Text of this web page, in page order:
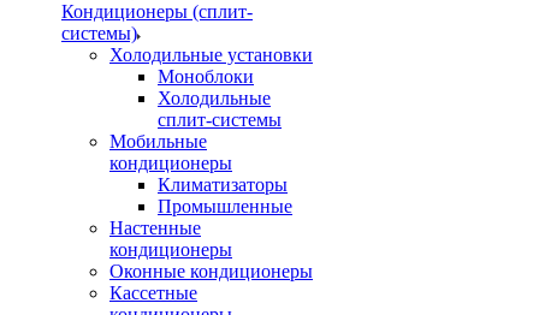
Кондиционеры (сплит-
системы)
Холодильные установки
Моноблоки
Холодильные
сплит-системы
Мобильные
кондиционеры
Климатизаторы
Промышленные
Настенные
кондиционеры
Оконные кондиционеры
Кассетные